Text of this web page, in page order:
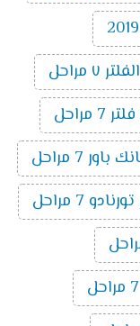
٧ مراحل
مراحل
7 مراحل
7 مراحل